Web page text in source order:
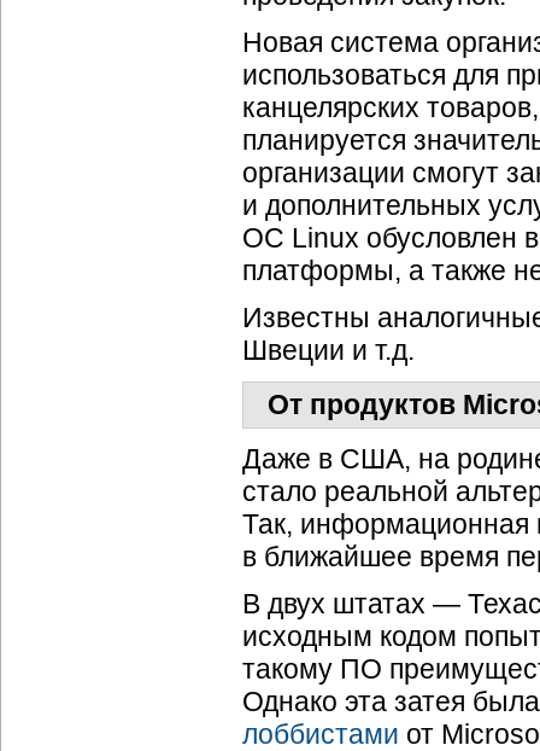
Новая система
использоваться для
канцелярских
планируется
организации смогут
и дополнительных
ОС Linux обусловлен
платформы, а также
Известны
Швеции и т.д.
От продуктов
Даже в США, на
стало реальной
Так, информационная
в ближайшее время
В двух штатах —
исходным кодом
такому ПО
Однако эта затея
лоббистами от